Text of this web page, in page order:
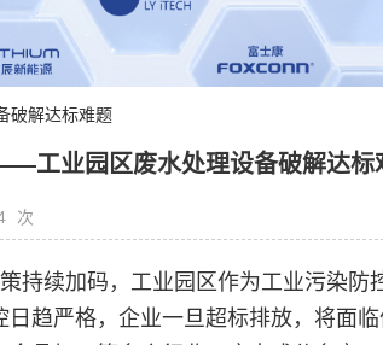
破解达标难题
工业园区废水处理设备破解达标
次
持续加码，工业园区作为工业污染防
趋严格，企业一旦超标排放，将面